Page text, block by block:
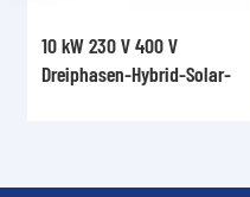
60 kW Wechselstrom-
Dreiphasen-